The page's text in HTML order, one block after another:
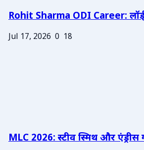
Rohit Sharma ODI Career:
Jul 17, 2026 0 18
MLC 2026: स्टीव स्मिथ और